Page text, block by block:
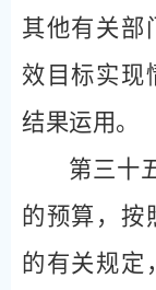
其他有关部
效目标实现
结果运用。
第三十
的预算，按
的有关规定